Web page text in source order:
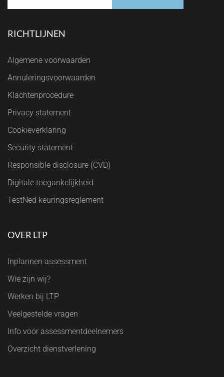
RICHTLIJNEN
Algemene voorwaarden
Annuleringsvoorwaarden
Klachtenprocedure
Privacy statement
Cookieverklaring
Security statement
Responsible disclosure (CVD)
Digitale toegankelijkheid
TestNed keuringsreglement
OVER LTP
Inplannen assessment
Wie zijn wij?
Werken bij LTP
Veelgestelde vragen
Info voor assessmentdeelnemers
Overzicht dienstverlening